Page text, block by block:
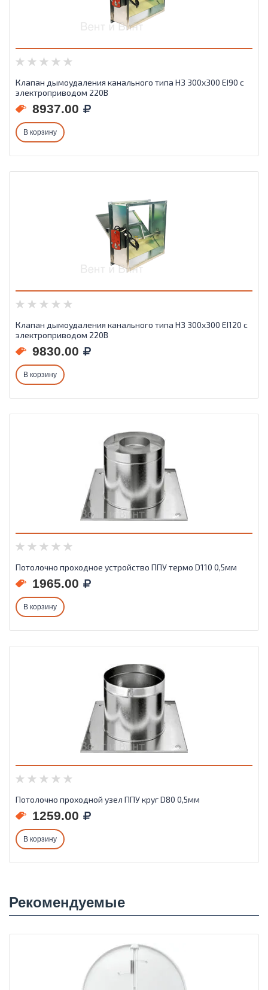
Клапан дымоудаления канального типа НЗ 300х300 EI90 с
электроприводом 220В
8937.00
В корзину
Клапан дымоудаления канального типа НЗ 300х300 EI120 с
электроприводом 220В
9830.00
В корзину
Потолочно проходное устройство ППУ термо D110 0,5мм
1965.00
В корзину
Потолочно проходной узел ППУ круг D80 0,5мм
1259.00
В корзину
Рекомендуемые